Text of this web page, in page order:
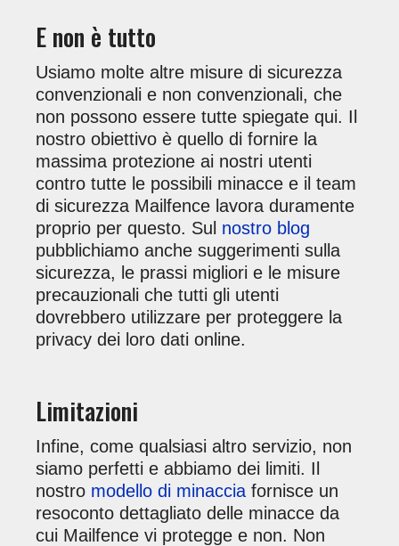
E non è tutto
Usiamo molte altre misure di sicurezza
convenzionali e non convenzionali, che
non possono essere tutte spiegate qui. Il
nostro obiettivo è quello di fornire la
massima protezione ai nostri utenti
contro tutte le possibili minacce e il team
di sicurezza Mailfence lavora duramente
proprio per questo. Sul nostro blog
pubblichiamo anche suggerimenti sulla
sicurezza, le prassi migliori e le misure
precauzionali che tutti gli utenti
dovrebbero utilizzare per proteggere la
privacy dei loro dati online.
Limitazioni
Infine, come qualsiasi altro servizio, non
siamo perfetti e abbiamo dei limiti. Il
nostro modello di minaccia fornisce un
resoconto dettagliato delle minacce da
cui Mailfence vi protegge e non. Non